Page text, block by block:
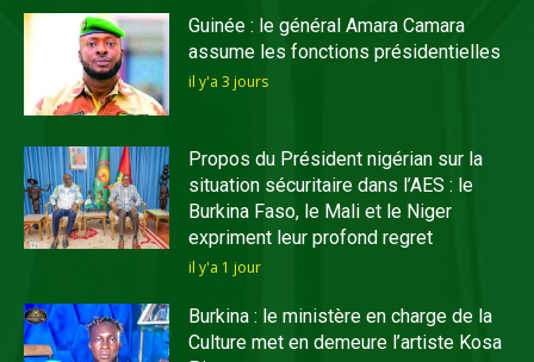
Guinée : le général Amara Camara
assume les fonctions présidentielles
il y'a 3 jours
Propos du Président nigérian sur la
situation sécuritaire dans l’AES : le
Burkina Faso, le Mali et le Niger
expriment leur profond regret
il y'a 1 jour
Burkina : le ministère en charge de la
Culture met en demeure l’artiste Kosa